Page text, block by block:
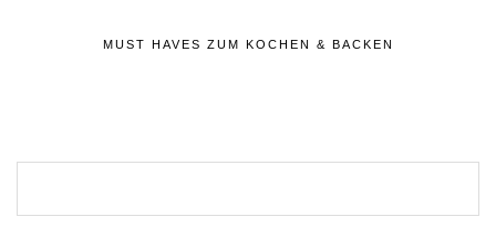
MUST HAVES ZUM KOCHEN & BACKEN